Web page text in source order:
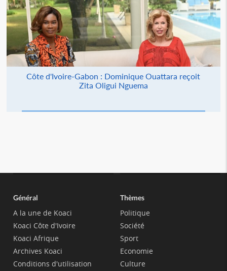
Côte d'Ivoire-Gabon : Dominique Ouattara reçoit
Zita Oligui Nguema
Général
A la une de Koaci
Koaci Côte d'Ivoire
Koaci Afrique
Archives Koaci
Conditions d'utilisation
Thèmes
Politique
Société
Sport
Economie
Culture